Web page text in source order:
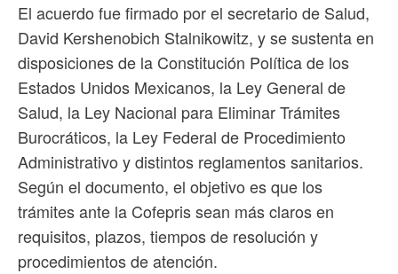
El acuerdo fue firmado por el secretario de Salud,
David Kershenobich Stalnikowitz, y se sustenta en
disposiciones de la Constitución Política de los
Estados Unidos Mexicanos, la Ley General de
Salud, la Ley Nacional para Eliminar Trámites
Burocráticos, la Ley Federal de Procedimiento
Administrativo y distintos reglamentos sanitarios.
Según el documento, el objetivo es que los
trámites ante la Cofepris sean más claros en
requisitos, plazos, tiempos de resolución y
procedimientos de atención.